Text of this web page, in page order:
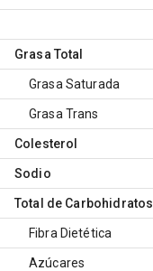
Grasa Total
Grasa Saturada
Grasa Trans
Colesterol
Sodio
Total de Carbohidratos
Fibra Dietética
Azúcares